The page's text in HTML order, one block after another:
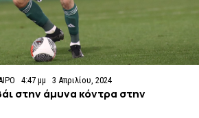
4:47 μμ 3 Απριλίου, 2024
στην άμυνα κόντρα στην